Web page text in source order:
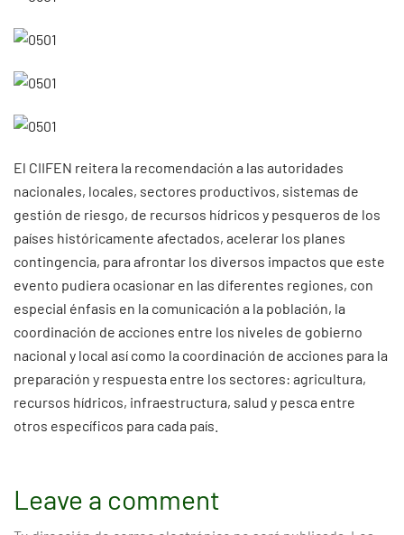
El CIIFEN reitera la recomendación a las autoridades
nacionales, locales, sectores productivos, sistemas de
gestión de riesgo, de recursos hídricos y pesqueros de los
países históricamente afectados, acelerar los planes
contingencia, para afrontar los diversos impactos que este
evento pudiera ocasionar en las diferentes regiones, con
especial énfasis en la comunicación a la población, la
coordinación de acciones entre los niveles de gobierno
nacional y local así como la coordinación de acciones para la
preparación y respuesta entre los sectores: agricultura,
recursos hídricos, infraestructura, salud y pesca entre
otros específicos para cada país.
Leave a comment